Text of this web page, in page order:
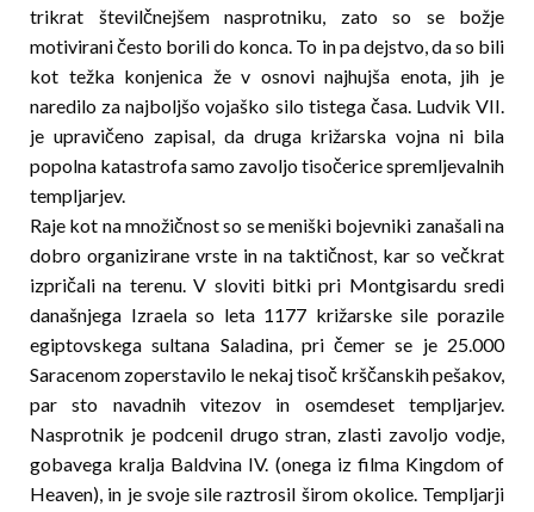
trikrat številčnejšem nasprotniku, zato so se božje
motivirani često borili do konca. To in pa dejstvo, da so bili
kot težka konjenica že v osnovi najhujša enota, jih je
naredilo za najboljšo vojaš­ko silo tistega časa. Ludvik VII.
je upravičeno zapisal, da druga križarska vojna ni bila
popolna katastrofa samo zavoljo tisočerice spremljevalnih
temp­ljarjev.
Raje kot na množičnost so se meniški bojevniki zanašali na
dobro organizirane vrste in na taktičnost, kar so večkrat
izpričali na terenu. V sloviti bitki pri Montgisardu sredi
današnjega Izraela so leta 1177 kri­žarske sile porazile
egiptovskega sultana Saladina, pri če­mer se je 25.000
Saracenom zoperstavilo le nekaj tisoč krščanskih pešakov,
par sto navadnih vitezov in osemdeset templjarjev.
Nasprotnik je podcenil drugo stran, zlasti zavoljo vodje,
gobavega kralja Bald­vina IV. (onega iz filma Kingdom of
Heaven), in je svoje sile raztrosil širom okolice. Templjarji